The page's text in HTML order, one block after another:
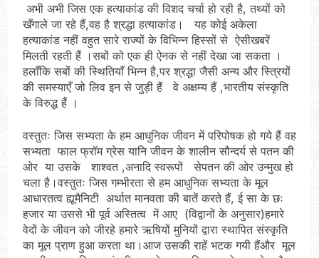
अभी अभी जिस एक हत्याकांड की विशद चर्चा हो रही है, तथ्यों को
खँगाले जा रहे हैं,वह है श्रद्धा हत्याकांड। यह कोई अकेला
हत्याकांड नहीं वहुत सारे राज्यों के विभिन्न हिस्सों से ऐसीखबरें
मिलती रहती हैं ।सबों को एक ही ऐनक से नहीं देखा जा सकता ।
हलाँकि सबों की स्थितियाँ भिन्न है,पर श्रद्धा जैसी अन्य और स्त्रियों
की समस्याएँ जो लिव इन से जुड़ी हैं वे अक्षम्य हैं ,भारतीय संस्कृति
के विरुद्ध हैं ।
वस्तुतः जिस सभ्यता के हम आधुनिक जीवन में परिपोषक हो गये हैं वह
सभ्यता फाल फ्रॉम ग्रेस यानि जीवन के शालीन सौन्दर्य से पतन की
ओर या उसके शाश्वत ,अनादि स्वरूपों सेपतन की ओर उन्मुख हो
चला है।वस्तुतः जिस गम्भीरता से हम आधुनिक सभ्यता के मूल
आधारतत्व ह्यूमैनिटी अर्थात मानवता की बातें करते हैं, ई सा के छः
हजार या उससे भी पूर्व अस्तित्व में आए (विद्वानों के अनुसार)हमारे
वेदों के जीवन को जीरहे हमारे ऋषियों मुनियों द्वारा स्थापित संस्कृति
का मूल प्राण हुआ करता था।आज उसकी राहें भटक गयी हैंऔर मूल